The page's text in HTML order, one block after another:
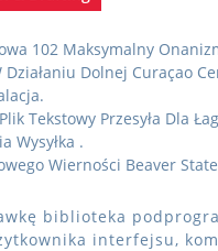
102 Maksymalny
Działaniu Dolnej Curaçao
Tekstowy Przesyła Dla
Wysyłka .
Wierności Beaver
biblioteka
interfejsu,